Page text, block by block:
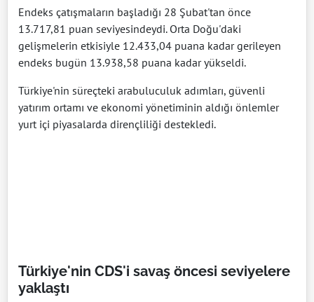
Endeks çatışmaların başladığı 28 Şubat'tan önce
13.717,81 puan seviyesindeydi. Orta Doğu'daki
gelişmelerin etkisiyle 12.433,04 puana kadar gerileyen
endeks bugün 13.938,58 puana kadar yükseldi.
Türkiye'nin süreçteki arabuluculuk adımları, güvenli
yatırım ortamı ve ekonomi yönetiminin aldığı önlemler
yurt içi piyasalarda dirençliliği destekledi.
Türkiye'nin CDS'i savaş öncesi seviyelere
yaklaştı